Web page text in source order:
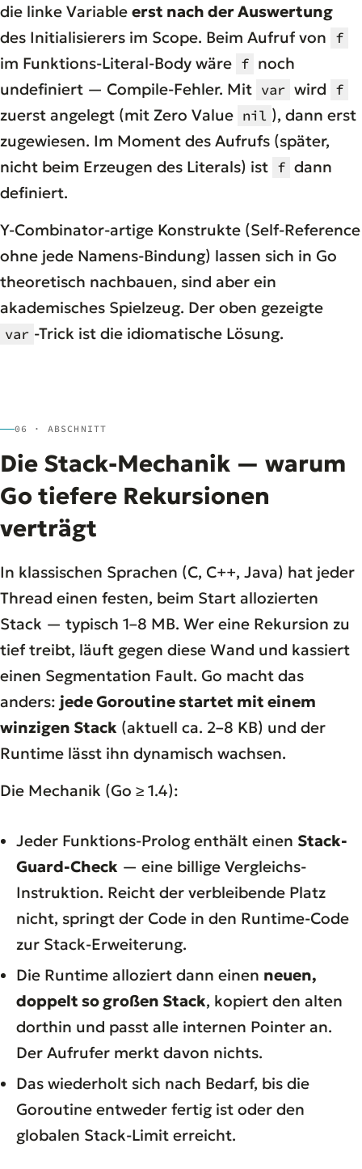
die linke Variable erst nach der Auswertung
des Initialisierers im Scope. Beim Aufruf von f
im Funktions-Literal-Body wäre f noch
undefiniert — Compile-Fehler. Mit var wird f
zuerst angelegt (mit Zero Value nil ), dann erst
zugewiesen. Im Moment des Aufrufs (später,
nicht beim Erzeugen des Literals) ist f dann
definiert.
Y-Combinator-artige Konstrukte (Self-Reference
ohne jede Namens-Bindung) lassen sich in Go
theoretisch nachbauen, sind aber ein
akademisches Spielzeug. Der oben gezeigte
var -Trick ist die idiomatische Lösung.
06 · ABSCHNITT
Die Stack-Mechanik — warum
Go tiefere Rekursionen
verträgt
In klassischen Sprachen (C, C++, Java) hat jeder
Thread einen festen, beim Start allozierten
Stack — typisch 1–8 MB. Wer eine Rekursion zu
tief treibt, läuft gegen diese Wand und kassiert
einen Segmentation Fault. Go macht das
anders: jede Goroutine startet mit einem
winzigen Stack (aktuell ca. 2–8 KB) und der
Runtime lässt ihn dynamisch wachsen.
Die Mechanik (Go ≥ 1.4):
Jeder Funktions-Prolog enthält einen Stack-
Guard-Check — eine billige Vergleichs-
Instruktion. Reicht der verbleibende Platz
nicht, springt der Code in den Runtime-Code
zur Stack-Erweiterung.
Die Runtime alloziert dann einen neuen,
doppelt so großen Stack, kopiert den alten
dorthin und passt alle internen Pointer an.
Der Aufrufer merkt davon nichts.
Das wiederholt sich nach Bedarf, bis die
Goroutine entweder fertig ist oder den
globalen Stack-Limit erreicht.